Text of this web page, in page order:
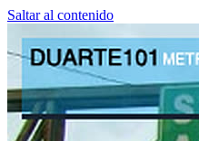
Saltar al contenido